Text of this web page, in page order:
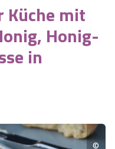
Heide
Küche mit
Honig-
in